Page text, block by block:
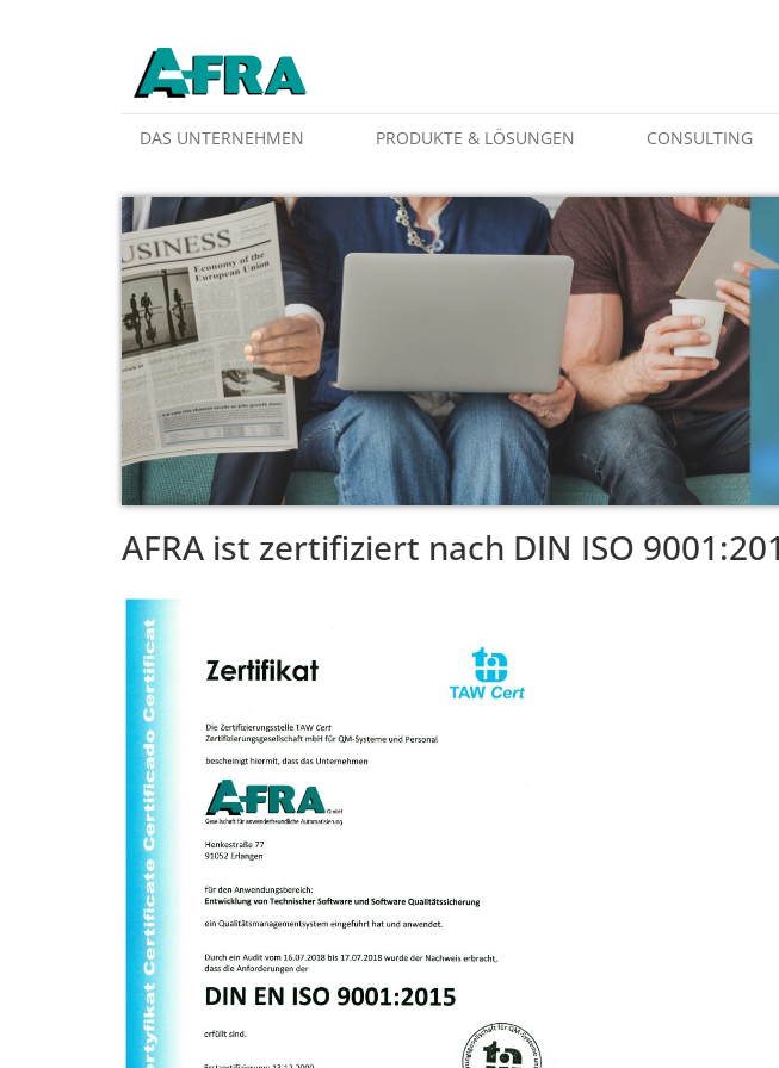
DAS UNTERNEHMEN PRODUKTE & LÖSUNGEN CONSULTING
AFRA ist zertifiziert nach DIN ISO